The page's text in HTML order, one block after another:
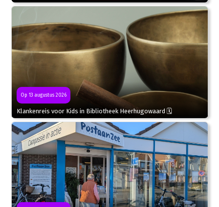
Op 13 augustus 2026
Klankenreis voor Kids in Bibliotheek Heerhugowaard 🗓